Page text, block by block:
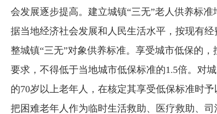
会发展逐步提高。建立城镇“三无”老人供养标准
据当地经济社会发展和人民生活水平，按现有
整城镇“三无”对象供养标准。享受城市低保的，
要求，不得低于当地城市低保标准的1.5倍。对
的70岁以上老年人，在核定其享受低保标准时
把困难老年人作为临时生活救助、医疗救助、